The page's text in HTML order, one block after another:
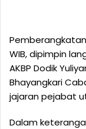
WIB, dipimpin
AKBP Dodik
Bhayangkari
jajaran pejabat
Dalam